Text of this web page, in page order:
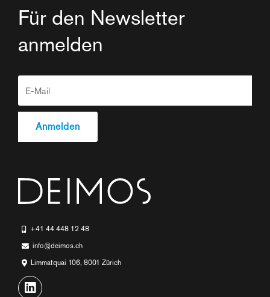
Für den Newsletter
anmelden
+41 44 448 12 48
info@deimos.ch
Limmatquai 106, 8001 Zürich